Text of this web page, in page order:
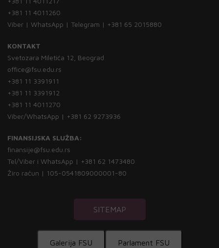
+381 11 4011260
Viber | WhatsApp | Telegram | +381 65 2015880
KONTAKT
Svetozara Miletića 12, Beograd
office@fsu.edu.rs
+381 11 3391911
+381 11 3391912
+381 11 4011270
Viber/WhatsApp | +381 62 9273936
FINANSIJSKA SLUŽBA:
finansije@fsu.edu.rs
Tel/Viber i WhatsApp | +381 62 1473480
Žiro račun | 105-0541809000001-80
SITEMAP
Galerija FSU Parlament FSU